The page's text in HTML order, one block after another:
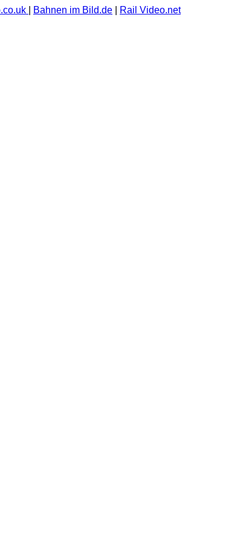
Bahnen im Bild.de Rail Video.net